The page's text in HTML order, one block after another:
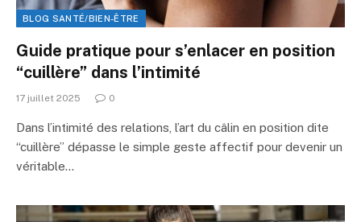
BLOG SANTÉ/BIEN-ÊTRE
Guide pratique pour s’enlacer en position
“cuillère” dans l’intimité
17 juillet 2025 0
Dans l’intimité des relations, l’art du câlin en position dite
“cuillère” dépasse le simple geste affectif pour devenir un
véritable…